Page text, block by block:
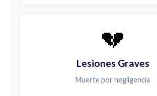
💔
Lesiones Graves
Muerte por negligencia